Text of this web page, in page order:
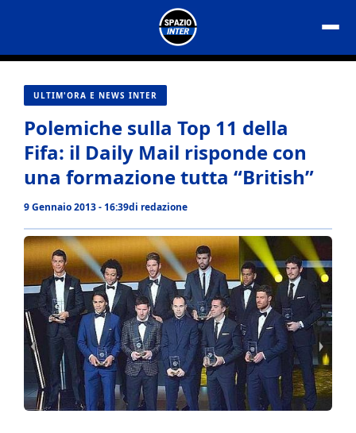
contenuto
ULTIM'ORA E NEWS INTER
Polemiche sulla Top 11 della
Fifa: il Daily Mail risponde con
una formazione tutta “British”
9 Gennaio 2013 - 16:39di redazione